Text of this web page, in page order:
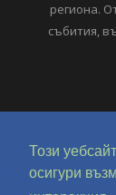
Този
осигури
региона.
събития,